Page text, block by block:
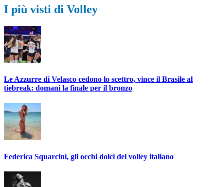
I più visti di Volley
Le Azzurre di Velasco cedono lo scettro, vince il Brasile al
tiebreak: domani la finale per il bronzo
Federica Squarcini, gli occhi dolci del volley italiano